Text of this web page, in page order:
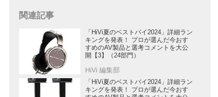
関連記事
「HiVi夏のベストバイ2024」詳細ラン
キングを発表！ プロが選んだ今おす
すめのAV製品と選考コメントを大公
開【3】（24部門）
HiVi 編集部
「HiVi夏のベストバイ2024」詳細ラン
キングを発表！ プロが選んだ今おす